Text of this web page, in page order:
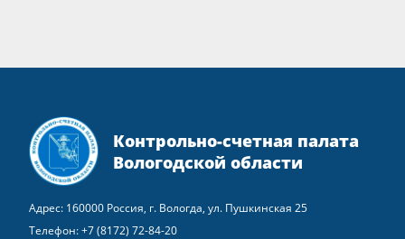
Контрольно-счетная палата
Вологодской области
Адрес: 160000 Россия, г. Вологда, ул. Пушкинская 25
Телефон:+7 (8172) 72-84-20